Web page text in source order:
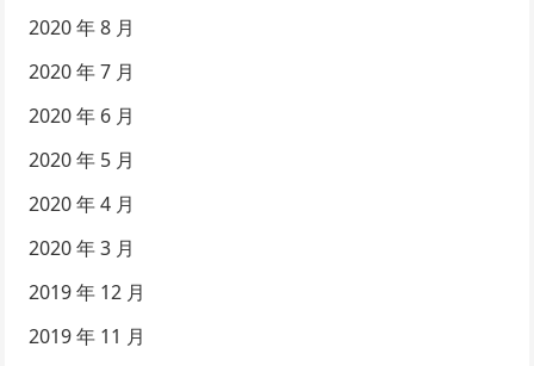
2020 年 8 月
2020 年 7 月
2020 年 6 月
2020 年 5 月
2020 年 4 月
2020 年 3 月
2019 年 12 月
2019 年 11 月